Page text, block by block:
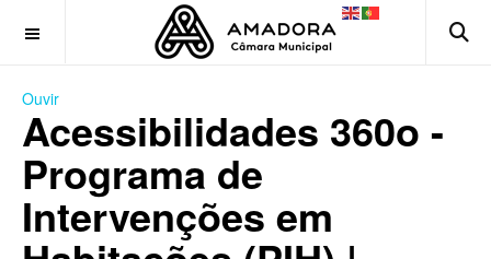
Ouvir
Acessibilidades 360o -
Programa de
Intervenções em